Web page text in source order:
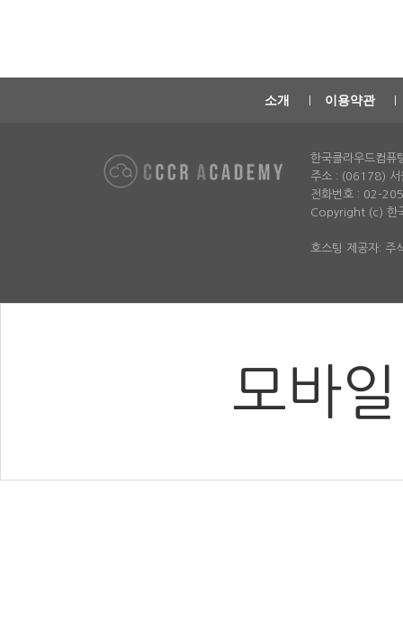
소개 이용약관
한국클라우드컴퓨
주소 : (06178) 서
전화번호 : 02-
Copyright (c) 한
호스팅 제공자: 주
모바